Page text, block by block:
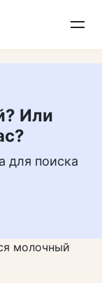
MAX
Или
для поиска
молочный